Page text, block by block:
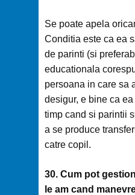
Se poate apela
Conditia este ca ea
de parinti (si
educationala
persoana in care sa
desigur, e bine ca
timp cand si parintii
a se produce
catre copil.
30. Cum pot
le am cand